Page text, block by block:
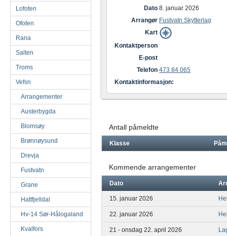
Lofoten
Ofoten
Rana
Salten
Troms
Vefsn
Arrangementer
Austerbygda
Blomsøy
Brønnøysund
Drevja
Fustvatn
Grane
Hattfjelldal
Hv-14 Sør-Hålogaland
Kvalfors
Dato 8. januar 2026
Arrangør Fustvatn Skytterlag
Kart
Kontaktperson
E-post
Telefon 473 84 065
Kontaktinformasjon:
Antall påmeldte
Klasse
Kommende arrangementer
Dato
15. januar 2026
22. januar 2026
21 - onsdag 22. april 2026